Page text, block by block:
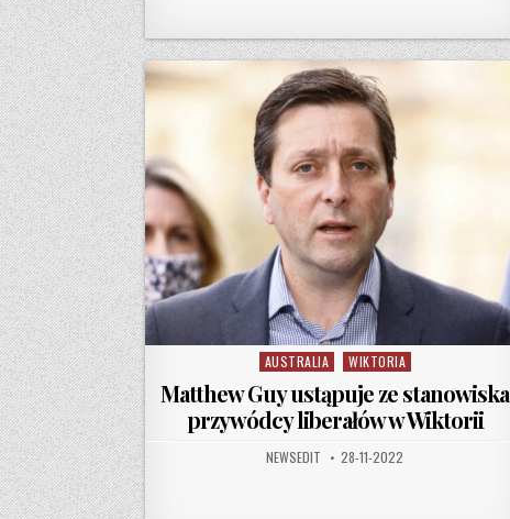
Posted in
AUSTRALIA WIKTORIA
Matthew Guy ustąpuje ze stanowiska
przywódcy liberałów w Wiktorii
AUTHOR:
NEWSEDIT PUBLISHED DATE:
28-11-2022